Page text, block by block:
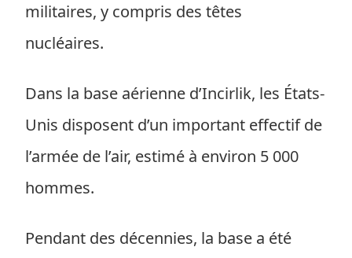
militaires, y compris des têtes
nucléaires.
Dans la base aérienne d’Incirlik, les États-
Unis disposent d’un important effectif de
l’armée de l’air, estimé à environ 5 000
hommes.
Pendant des décennies, la base a été